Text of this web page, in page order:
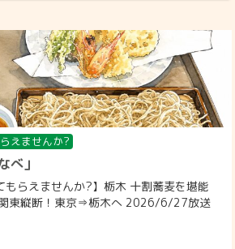
えませんか?
べ」
もらえませんか?】栃木 十割蕎麦を堪能
関東縦断！東京⇒栃木へ 2026/6/27放送